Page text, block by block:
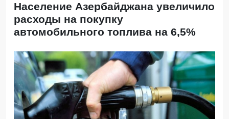
Население Азербайджана увеличило
расходы на покупку
автомобильного топлива на 6,5%